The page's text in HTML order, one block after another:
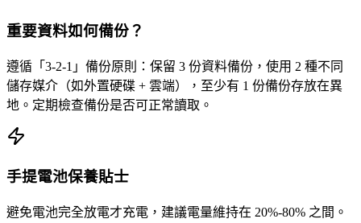
重要資料如何備份？
遵循「3-2-1」備份原則：保留 3 份資料備份，使用 2 種不同
儲存媒介（如外置硬碟 + 雲端），至少有 1 份備份存放在異
地。定期檢查備份是否可正常讀取。
手提電池保養貼士
避免電池完全放電才充電，建議電量維持在 20%-80% 之間。